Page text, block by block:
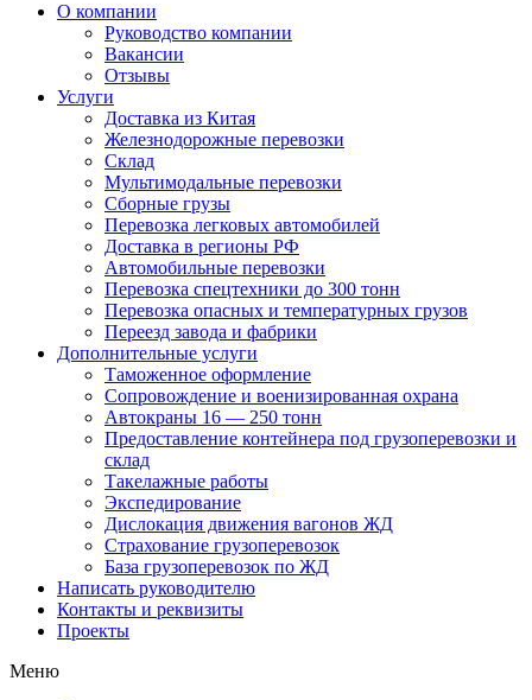
О компании
Руководство компании
Вакансии
Отзывы
Услуги
Доставка из Китая
Железнодорожные перевозки
Склад
Мультимодальные перевозки
Сборные грузы
Перевозка легковых автомобилей
Доставка в регионы РФ
Автомобильные перевозки
Перевозка спецтехники до 300 тонн
Перевозка опасных и температурных грузов
Переезд завода и фабрики
Дополнительные услуги
Таможенное оформление
Сопровождение и военизированная охрана
Автокраны 16 — 250 тонн
Предоставление контейнера под грузоперевозки и
склад
Такелажные работы
Экспедирование
Дислокация движения вагонов ЖД
Страхование грузоперевозок
База грузоперевозок по ЖД
Написать руководителю
Контакты и реквизиты
Проекты
Меню